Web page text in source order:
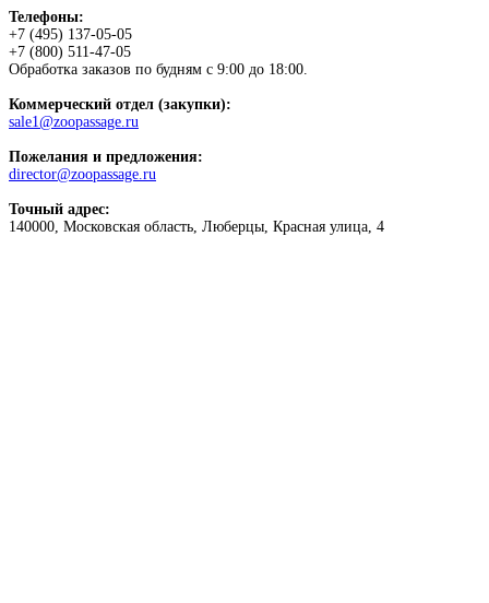
Телефоны:
+7 (495) 137-05-05
+7 (800) 511-47-05
Обработка заказов по будням с 9:00 до 18:00.
Коммерческий отдел (закупки):
sale1@zoopassage.ru
Пожелания и предложения:
director@zoopassage.ru
Точный адрес:
140000, Московская область, Люберцы, Красная улица, 4